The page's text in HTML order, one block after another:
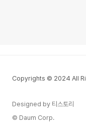
Copyrights © 2024 All
Designed by 티스토리
© Daum Corp.